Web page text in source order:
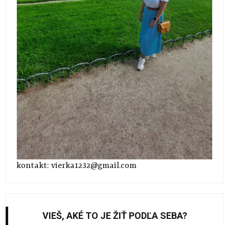
kontakt: vierka1232@gmail.com
VIEŠ, AKÉ TO JE ŽIŤ PODĽA SEBA?